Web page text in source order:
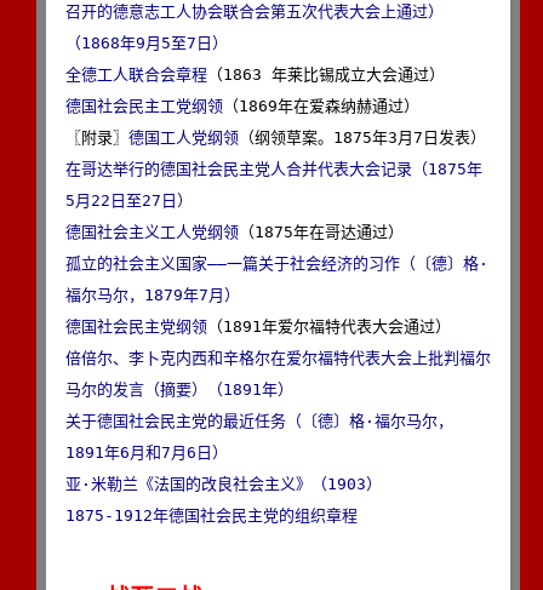
召开的德意志工人协会联合会第五次代表大会上通过）
（1868年9月5至7日）
全德工人联合会章程
德国社会民主工党纲领（1869年在爱森纳赫通过）
〖附录〗 德国工人党纲领
在哥达举行的德国社会民主党人合并代表大会记录（1875年
5月22日至27日）
德国社会主义工人党纲领
孤立的社会主义国家——一篇关于社会经济的习作（〔德〕格·
福尔马尔，1879年7月）
德国社会民主党纲领
倍倍尔、李卜克内西和辛格尔在爱尔福特代表大会上批判福尔
马尔的发言（摘要）（1891年）
关于德国社会民主党的最近任务（〔德〕格·福尔马尔，
1891年6月和7月6日）
亚·米勒兰《法国的改良社会主义》（1903）
1875-1912年德国社会民主党的组织章程